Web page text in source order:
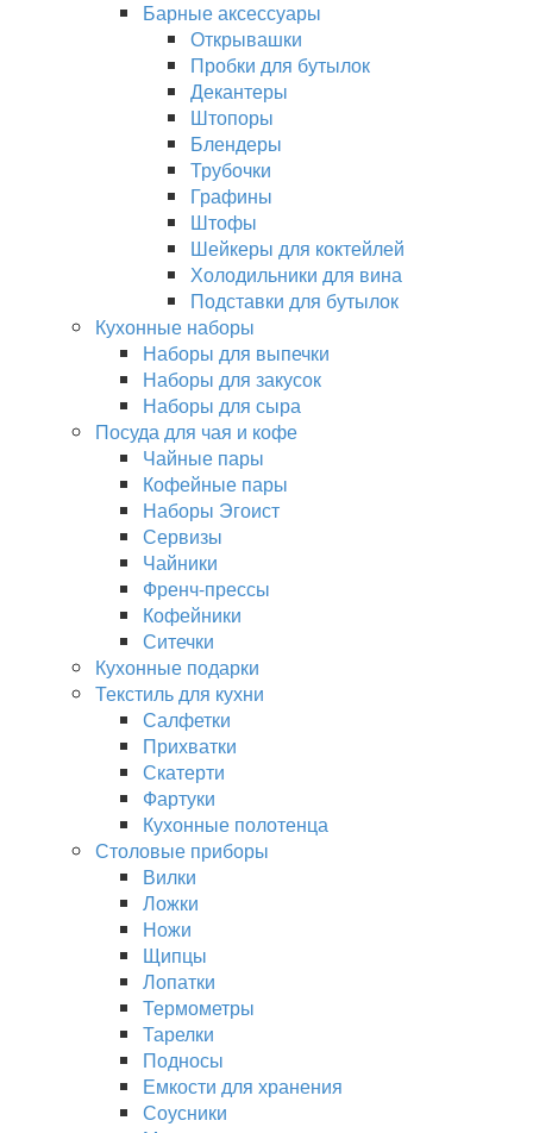
Барные аксессуары
Открывашки
Пробки для бутылок
Декантеры
Штопоры
Блендеры
Трубочки
Графины
Штофы
Шейкеры для коктейлей
Холодильники для вина
Подставки для бутылок
Кухонные наборы
Наборы для выпечки
Наборы для закусок
Наборы для сыра
Посуда для чая и кофе
Чайные пары
Кофейные пары
Наборы Эгоист
Сервизы
Чайники
Френч-прессы
Кофейники
Ситечки
Кухонные подарки
Текстиль для кухни
Салфетки
Прихватки
Скатерти
Фартуки
Кухонные полотенца
Столовые приборы
Вилки
Ложки
Ножи
Щипцы
Лопатки
Термометры
Тарелки
Подносы
Емкости для хранения
Соусники